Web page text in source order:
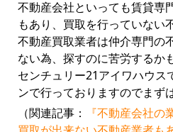
不動産会社といっても賃貸専
もあり、買取を行っていない
不動産買取業者は仲介専門の
ない為、探すのに苦労するか
センチュリー21アイワハウス
ンで行っておりますのでまず
（関連記事：
『不動産会社の